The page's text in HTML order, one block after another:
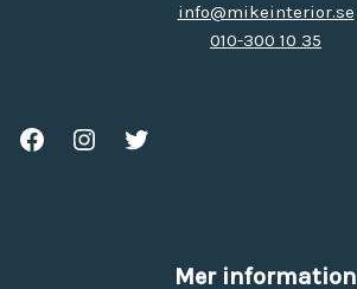
info@mikeinterior.se
010-300 10 35
Mer information